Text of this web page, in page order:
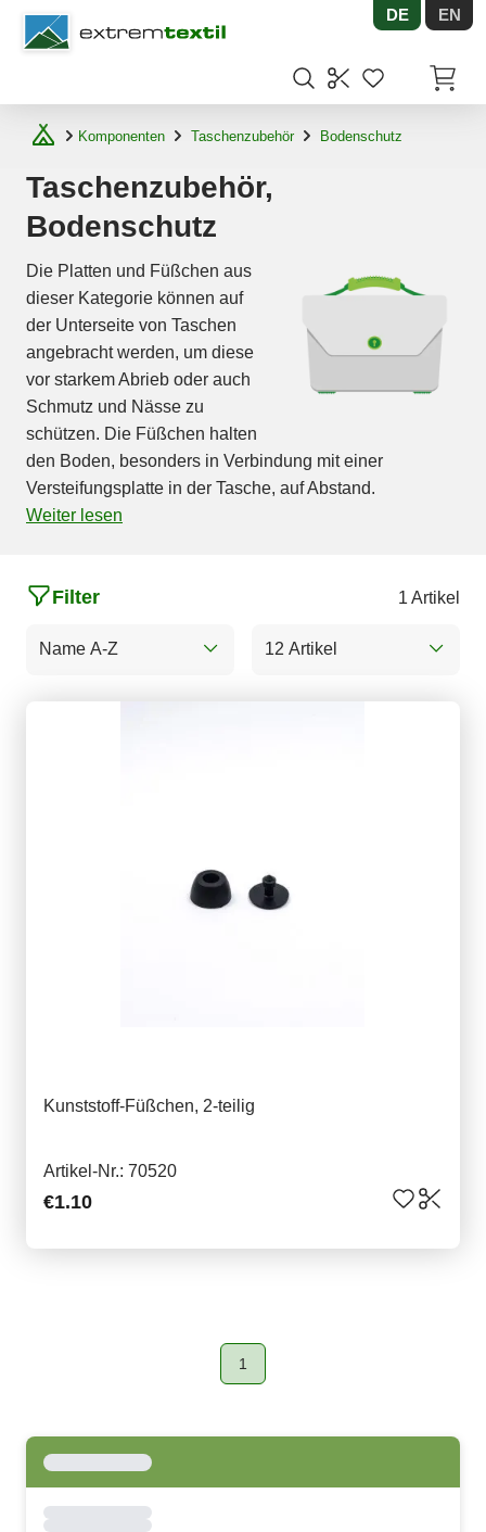
Shopware DE EN
Komponenten Taschenzubehör Bodenschutz
Taschenzubehör,
Bodenschutz
Die Platten und Füßchen aus
dieser Kategorie können auf
der Unterseite von Taschen
angebracht werden, um diese
vor starkem Abrieb oder auch
Schmutz und Nässe zu
schützen. Die Füßchen halten
den Boden, besonders in Verbindung mit einer
Versteifungsplatte in der Tasche, auf Abstand.
Weiter lesen
Name A-Z
Filter 1 Artikel
12 Artikel
Kunststoff-Füßchen, 2-teilig
Artikel-Nr.: 70520
€1.10
Page
1